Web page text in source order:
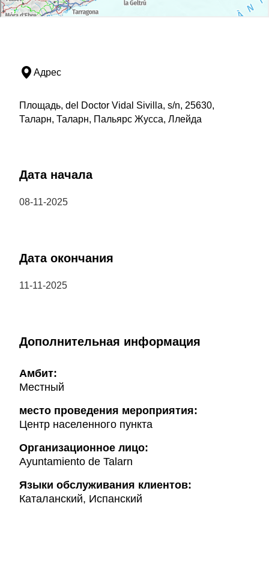
Адрес
Площадь, del Doctor Vidal Sivilla, s/n, 25630,
Таларн, Таларн, Пальярс Жусса, Ллейда
Дата начала
08-11-2025
Дата окончания
11-11-2025
Дополнительная информация
Амбит:
Местный
место проведения мероприятия:
Центр населенного пункта
Организационное лицо:
Ayuntamiento de Talarn
Языки обслуживания клиентов:
Каталанский, Испанский